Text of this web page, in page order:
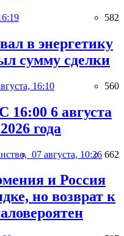
582
в энергетику
сумму сделки
16:10 560
16:00 6 августа
года
07 августа, 10:26 662
и Россия
но возврат к